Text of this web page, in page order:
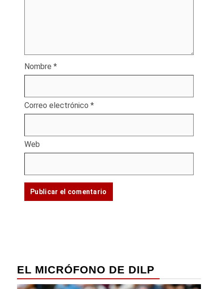
Nombre *
Correo electrónico *
Web
EL MICRÓFONO DE DILP